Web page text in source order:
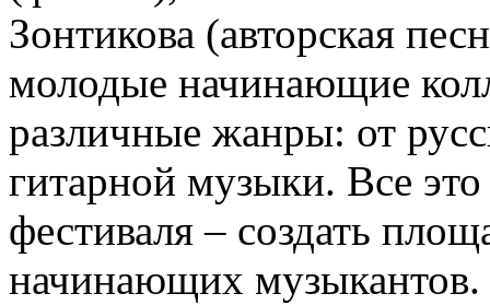
Зонтикова (авторская
молодые начинающие
различные жанры: от
гитарной музыки. Все это
фестиваля – создать
начинающих музыкантов.